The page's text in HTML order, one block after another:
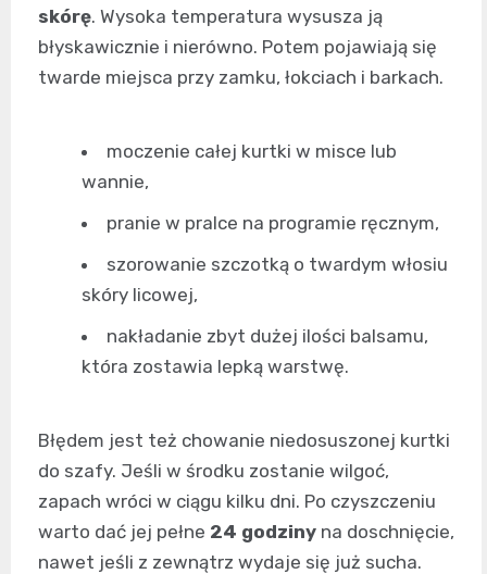
skórę. Wysoka temperatura wysusza ją
błyskawicznie i nierówno. Potem pojawiają się
twarde miejsca przy zamku, łokciach i barkach.
moczenie całej kurtki w misce lub
wannie,
pranie w pralce na programie ręcznym,
szorowanie szczotką o twardym włosiu
skóry licowej,
nakładanie zbyt dużej ilości balsamu,
która zostawia lepką warstwę.
Błędem jest też chowanie niedosuszonej kurtki
do szafy. Jeśli w środku zostanie wilgoć,
zapach wróci w ciągu kilku dni. Po czyszczeniu
warto dać jej pełne 24 godziny na doschnięcie,
nawet jeśli z zewnątrz wydaje się już sucha.